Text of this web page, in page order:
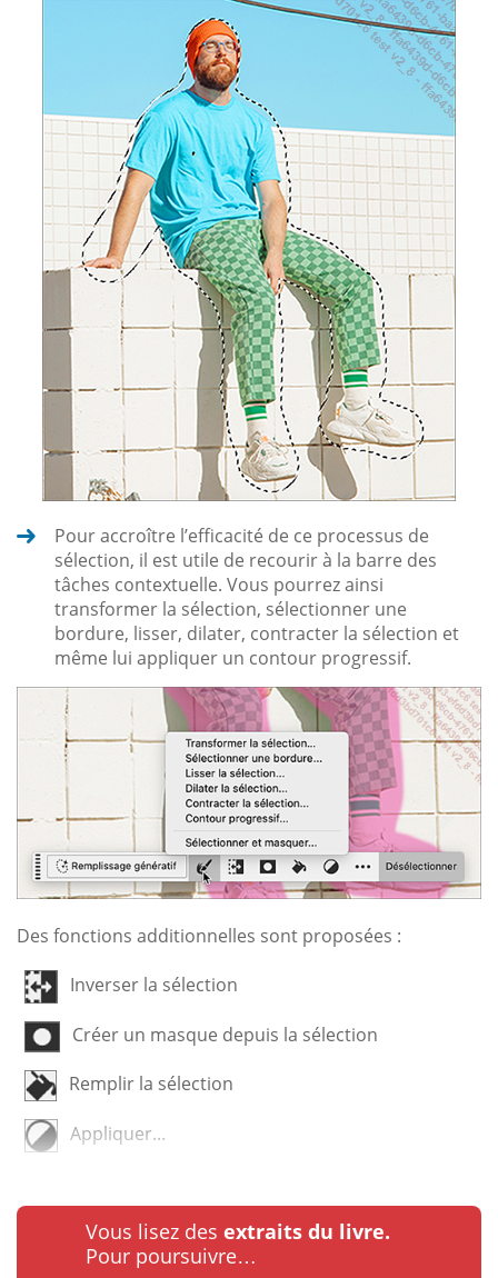
Pour accroître l’efficacité de ce processus de
sélection, il est utile de recourir à la barre des
tâches contextuelle. Vous pourrez ainsi
transformer la sélection, sélectionner une
bordure, lisser, dilater, contracter la sélection et
même lui appliquer un contour progressif.
Des fonctions additionnelles sont proposées :
Inverser la sélection
Créer un masque depuis la sélection
Remplir la sélection
Appliquer...
Vous lisez des extraits du livre.
Pour poursuivre…